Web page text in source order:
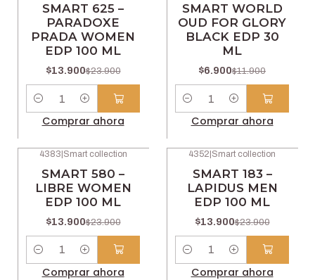
SMART 625 –
PARADOXE
PRADA WOMEN
EDP 100 ML
$13.900$23.900
Comprar ahora
SMART WORLD
OUD FOR GLORY
BLACK EDP 30
ML
$6.900$11.900
Comprar ahora
4383 Smart collection
SMART 580 –
LIBRE WOMEN
EDP 100 ML
$13.900$23.900
Cantidad
Comprar ahora
4352 Smart collection
SMART 183 –
LAPIDUS MEN
EDP 100 ML
$13.900$23.900
Cantidad
Comprar ahora